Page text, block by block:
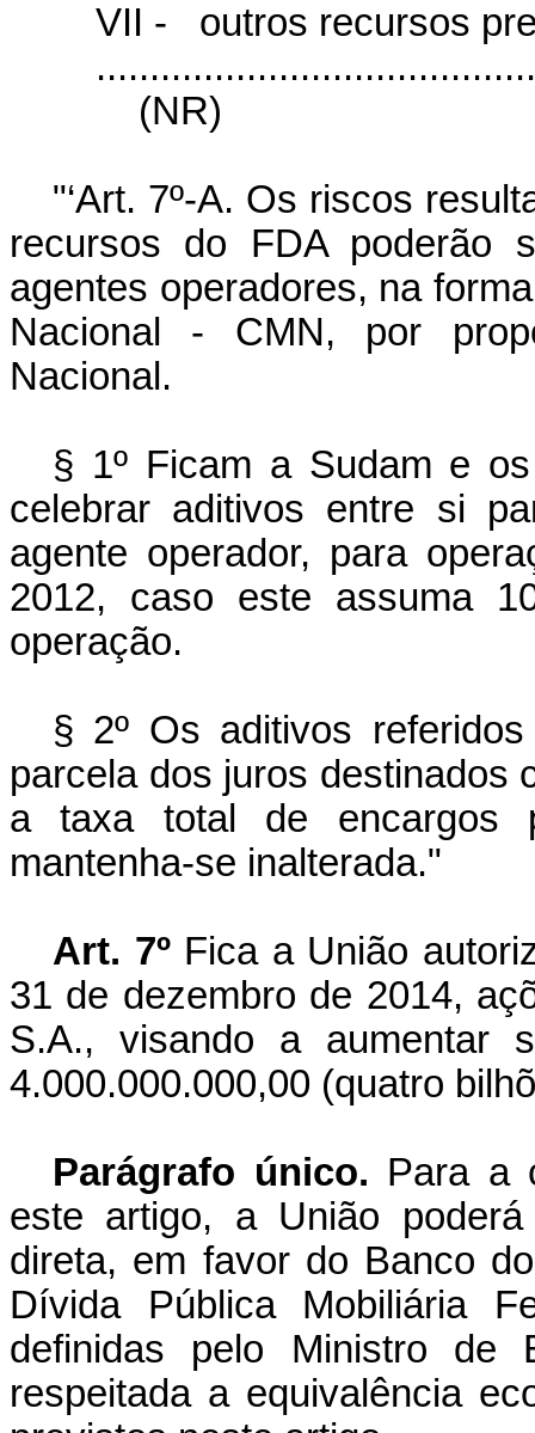
VII -
outros recursos
(NR)
"‘Art. 7º-A. Os riscos
recursos do FDA poderão
agentes operadores, na
Nacional - CMN, por
Nacional.
§ 1º Ficam a Sudam e
celebrar aditivos entre si
agente operador, para
2012, caso este assuma
operação.
§ 2º Os aditivos
parcela dos juros destinados
a taxa total de encargos
mantenha-se inalterada."
Art. 7º Fica a União
31 de dezembro de 2014,
S.A., visando a aumentar
4.000.000.000,00 (quatro
Parágrafo único. Para a
este artigo, a União
direta, em favor do Banco
Dívida Pública Mobiliária
definidas pelo Ministro de
respeitada a equivalência